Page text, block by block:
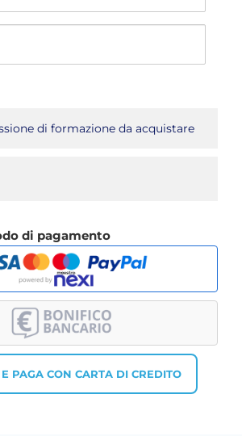
di formazione da acquistare
di pagamento
PAGA CON CARTA DI CREDITO